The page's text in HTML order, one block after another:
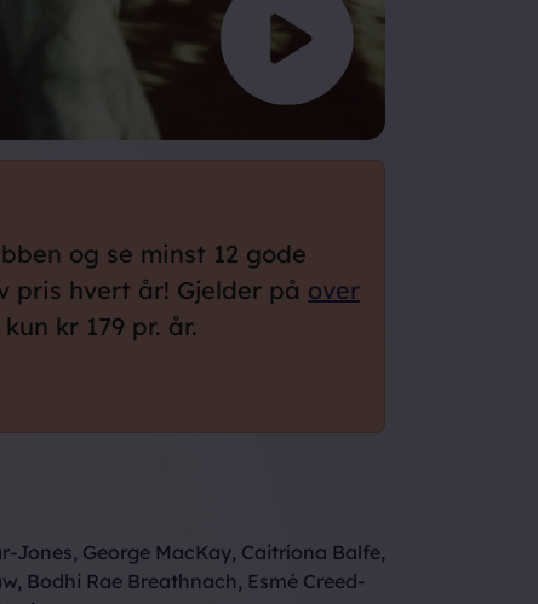
og se minst 12 gode
pris hvert år! Gjelder på over
kr 179 pr. år.
Jones, George MacKay, Caitríona Balfe,
Bodhi Rae Breathnach, Esmé Creed-